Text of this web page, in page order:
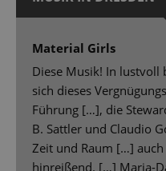
Material Girls
Diese Musik! In lustvoll
sich dieses
Führung […], die
B. Sattler und Claudio
Zeit und Raum […]
hinreißend. […] Maria-